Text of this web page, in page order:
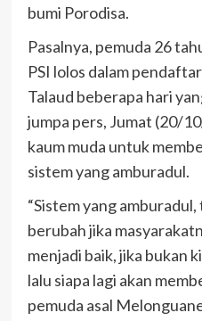
bumi Porodisa.
Pasalnya, pemuda 26
PSI lolos dalam
Talaud beberapa hari
jumpa pers, Jumat (20/
kaum muda untuk
sistem yang amburadul.
“Sistem yang
berubah jika
menjadi baik, jika bukan
lalu siapa lagi akan
pemuda asal